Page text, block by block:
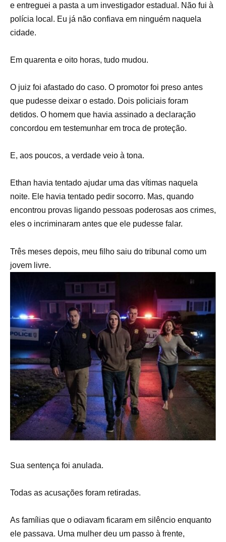
e entreguei a pasta a um investigador estadual. Não fui à
polícia local. Eu já não confiava em ninguém naquela
cidade.
Em quarenta e oito horas, tudo mudou.
O juiz foi afastado do caso. O promotor foi preso antes
que pudesse deixar o estado. Dois policiais foram
detidos. O homem que havia assinado a declaração
concordou em testemunhar em troca de proteção.
E, aos poucos, a verdade veio à tona.
Ethan havia tentado ajudar uma das vítimas naquela
noite. Ele havia tentado pedir socorro. Mas, quando
encontrou provas ligando pessoas poderosas aos crimes,
eles o incriminaram antes que ele pudesse falar.
Três meses depois, meu filho saiu do tribunal como um
jovem livre.
Sua sentença foi anulada.
Todas as acusações foram retiradas.
As famílias que o odiavam ficaram em silêncio enquanto
ele passava. Uma mulher deu um passo à frente,